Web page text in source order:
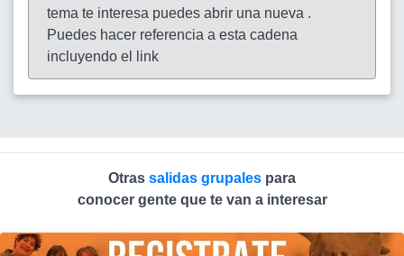
tema te interesa puedes abrir una nueva .
Puedes hacer referencia a esta cadena
incluyendo el link
Otras salidas grupales para
conocer gente que te van a interesar